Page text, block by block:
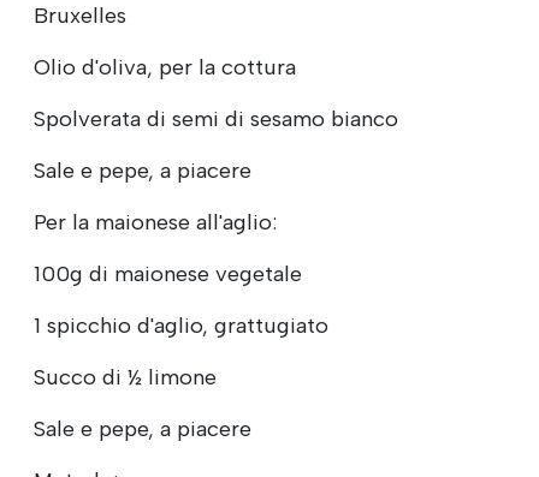
Bruxelles
Olio d'oliva, per la cottura
Spolverata di semi di sesamo bianco
Sale e pepe, a piacere
Per la maionese all'aglio:
100g di maionese vegetale
1 spicchio d'aglio, grattugiato
Succo di ½ limone
Sale e pepe, a piacere